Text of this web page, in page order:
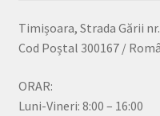
Timișoara, Strada Gării
Cod Poștal 300167 /
ORAR:
Luni-Vineri: 8:00 – 16:00